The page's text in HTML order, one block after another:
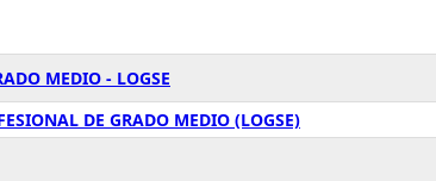
MEDIO - LOGSE
DE GRADO MEDIO (LOGSE)